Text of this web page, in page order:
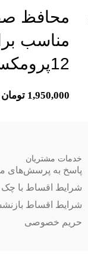
محافظ
مناسب
12پرومکس
1,950,000 تومان
خدمات مشتریان
پاسخ به پرسش‌های
شرایط اقساط با چک
شرایط اقساط
حریم خصوصی